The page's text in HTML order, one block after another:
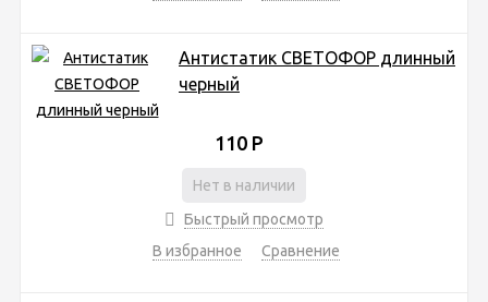
Антистатик СВЕТОФОР длинный
черный
110 Р
Нет в наличии
Быстрый просмотр
В избранное
Сравнение